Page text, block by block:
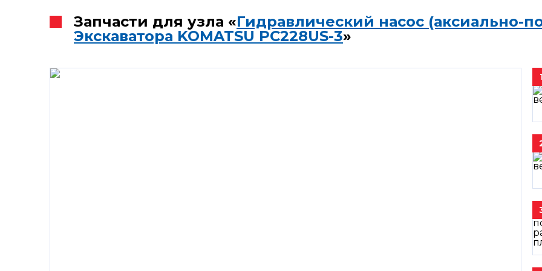
Запчасти для узла «Гидравлический насос (аксиально-
Экскаватора KOMATSU PC228US-3»